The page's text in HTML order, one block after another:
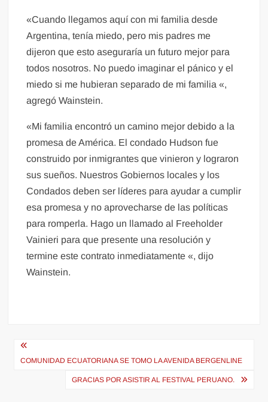
«Cuando llegamos aquí con mi familia desde
Argentina, tenía miedo, pero mis padres me
dijeron que esto aseguraría un futuro mejor para
todos nosotros. No puedo imaginar el pánico y el
miedo si me hubieran separado de mi familia «,
agregó Wainstein.
«Mi familia encontró un camino mejor debido a la
promesa de América. El condado Hudson fue
construido por inmigrantes que vinieron y lograron
sus sueños. Nuestros Gobiernos locales y los
Condados deben ser líderes para ayudar a cumplir
esa promesa y no aprovecharse de las políticas
para romperla. Hago un llamado al Freeholder
Vainieri para que presente una resolución y
termine este contrato inmediatamente «, dijo
Wainstein.
Navegación
de
entradas
COMUNIDAD ECUATORIANA SE TOMO LA AVENIDA BERGENLINE
GRACIAS POR ASISTIR AL FESTIVAL PERUANO.